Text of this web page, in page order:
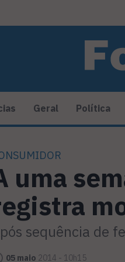
Geral Política
uma
sequência de
05 maio 2014 - 10h15